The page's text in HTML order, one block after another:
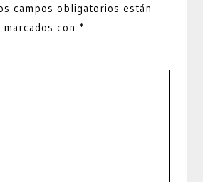
campos obligatorios están
marcados con *